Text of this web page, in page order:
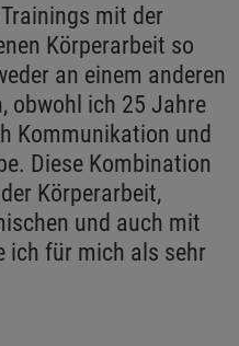
mit der
Körperarbeit so
an einem anderen
obwohl ich 25 Jahre
Kommunikation und
Diese Kombination
Körperarbeit,
und auch mit
ich für mich als sehr